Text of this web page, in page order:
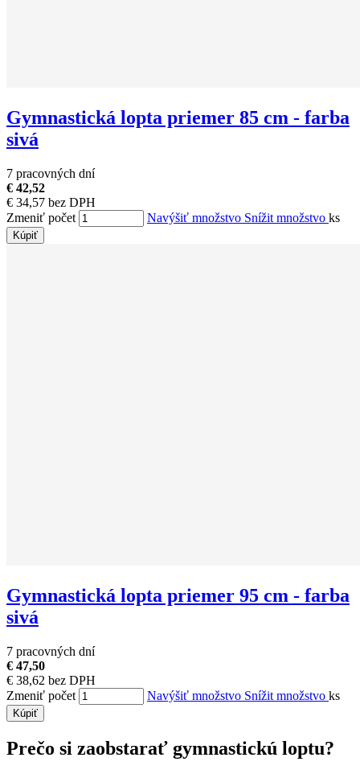
Gymnastická lopta priemer 85 cm - farba
sivá
7 pracovných dní
€ 42,52
€ 34,57 bez DPH
Zmeniť počet
Navýšiť množstvo Snížit množstvo ks
Kúpiť
Gymnastická lopta priemer 95 cm - farba
sivá
7 pracovných dní
€ 47,50
€ 38,62 bez DPH
Zmeniť počet
Navýšiť množstvo Snížit množstvo ks
Kúpiť
Prečo si zaobstarať gymnastickú loptu?